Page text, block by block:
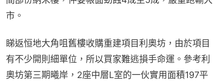
市。
睇返恒地大角咀舊樓收購重建項目利奧坊，由於項目
有不少開則細單位，所以買家難逃損手命運。參考利
奧坊第三期曦岸，2座中層L室的一伙實用面積197平